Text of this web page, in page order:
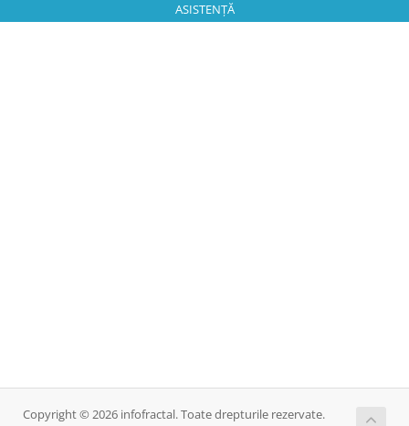
ASISTENȚĂ
Copyright © 2026 infofractal. Toate drepturile rezervate.